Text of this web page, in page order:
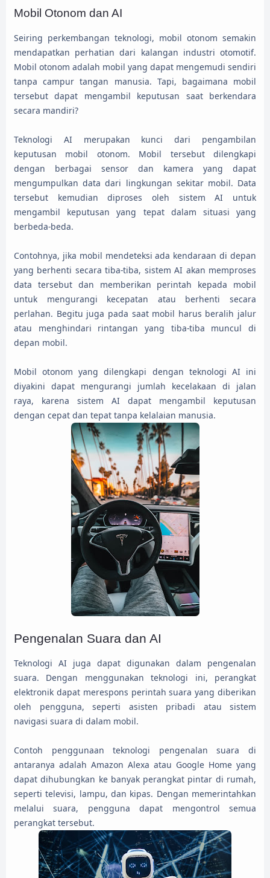
Mobil Otonom dan AI
Seiring perkembangan teknologi, mobil otonom semakin
mendapatkan perhatian dari kalangan industri otomotif.
Mobil otonom adalah mobil yang dapat mengemudi sendiri
tanpa campur tangan manusia. Tapi, bagaimana mobil
tersebut dapat mengambil keputusan saat berkendara
secara mandiri?
Teknologi AI merupakan kunci dari pengambilan
keputusan mobil otonom. Mobil tersebut dilengkapi
dengan berbagai sensor dan kamera yang dapat
mengumpulkan data dari lingkungan sekitar mobil. Data
tersebut kemudian diproses oleh sistem AI untuk
mengambil keputusan yang tepat dalam situasi yang
berbeda-beda.
Contohnya, jika mobil mendeteksi ada kendaraan di depan
yang berhenti secara tiba-tiba, sistem AI akan memproses
data tersebut dan memberikan perintah kepada mobil
untuk mengurangi kecepatan atau berhenti secara
perlahan. Begitu juga pada saat mobil harus beralih jalur
atau menghindari rintangan yang tiba-tiba muncul di
depan mobil.
Mobil otonom yang dilengkapi dengan teknologi AI ini
diyakini dapat mengurangi jumlah kecelakaan di jalan
raya, karena sistem AI dapat mengambil keputusan
dengan cepat dan tepat tanpa kelalaian manusia.
Pengenalan Suara dan AI
Teknologi AI juga dapat digunakan dalam pengenalan
suara. Dengan menggunakan teknologi ini, perangkat
elektronik dapat merespons perintah suara yang diberikan
oleh pengguna, seperti asisten pribadi atau sistem
navigasi suara di dalam mobil.
Contoh penggunaan teknologi pengenalan suara di
antaranya adalah Amazon Alexa atau Google Home yang
dapat dihubungkan ke banyak perangkat pintar di rumah,
seperti televisi, lampu, dan kipas. Dengan memerintahkan
melalui suara, pengguna dapat mengontrol semua
perangkat tersebut.